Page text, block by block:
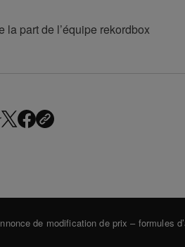
la part de l’équipe rekordbox
de modification de prix – formules